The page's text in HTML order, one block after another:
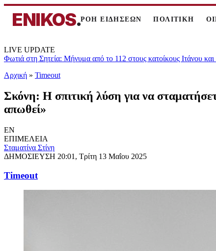
ENIKOS.ΡΟΗ ΕΙΔΗΣΕΩΝ ΠΟΛΙΤΙΚΗ
LIVE UPDATE
Φωτιά στη Σητεία: Μήνυμα από το 112 στους κατοίκους Ιτάνου
Αρχική » Timeout
Σκόνη: Η σπιτική λύση για να
απωθεί»
EN
ΕΠΙΜΕΛΕΙΑ
Σταματίνα Στίνη
ΔΗΜΟΣΙΕΥΣΗ 20:01, Τρίτη 13 Μαΐου 2025
Timeout